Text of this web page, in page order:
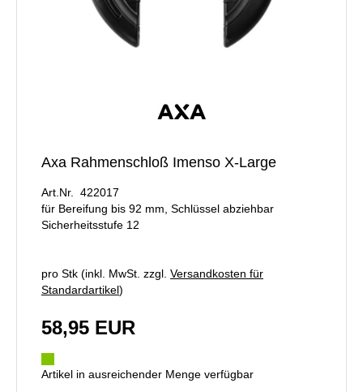
Axa Rahmenschloß Imenso X-Large
Art.Nr. 422017
für Bereifung bis 92 mm, Schlüssel abziehbar
Sicherheitsstufe 12
pro Stk (inkl. MwSt. zzgl. Versandkosten für
Standardartikel)
58,95 EUR
Artikel in ausreichender Menge verfügbar